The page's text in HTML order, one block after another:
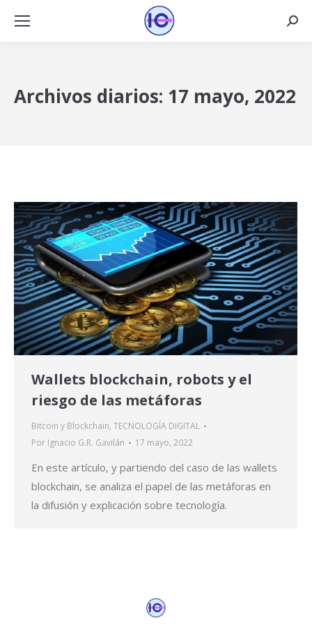
Archivos diarios: 17 mayo, 2022
Wallets blockchain, robots y el
riesgo de las metáforas
Bitcoin y Blockchain, TECNOLOGÍA DIGITAL
Por Ignacio G.R. Gavilán 17 mayo, 2022
En este artículo, y partiendo del caso de las wallets
blockchain, se analiza el papel de las metáforas en
la difusión y explicación sobre tecnología.